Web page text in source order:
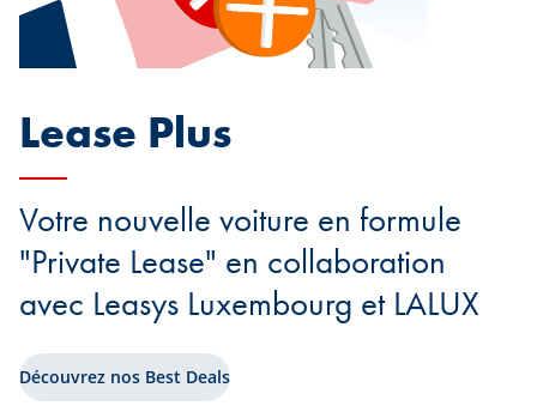
Lease Plus
Votre nouvelle voiture en formule
"Private Lease" en collaboration
avec Leasys Luxembourg et LALUX
Découvrez nos Best Deals